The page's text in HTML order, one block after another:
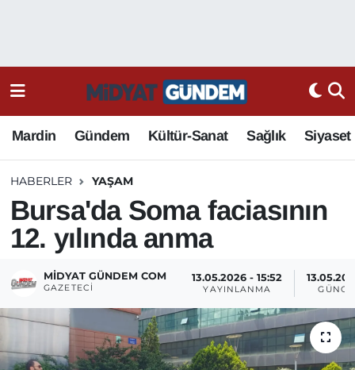
Mardin Gündem Kültür-Sanat Sağlık Siyaset
HABERLER YAŞAM
Bursa'da Soma faciasının
12. yılında anma
MIDYAT GÜNDEM COM
GAZETECI
13.05.2026 - 15:52
YAYINLANMA